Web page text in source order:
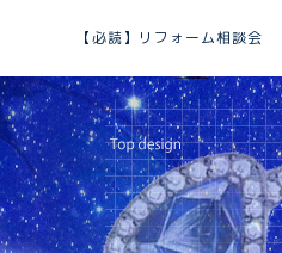
【必読】リフォーム相談会